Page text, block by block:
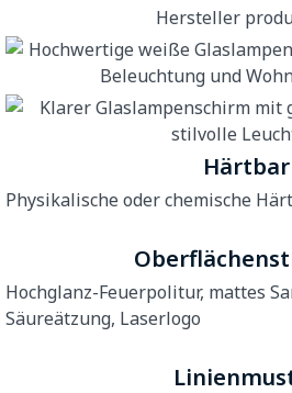
Härtbar
Physikalische oder chemische
Hochglanz-Feuerpolitur, mattes
Säureätzung, Laserlogo